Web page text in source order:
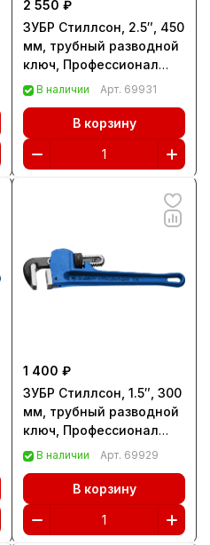
2 550 ₽
ЗУБР Стиллсон, 2.5″, 450
мм, трубный разводной
ключ, Профессионал
(27339-3)
В наличии Арт. 69931
В корзину
1 400 ₽
ЗУБР Стиллсон, 1.5″, 300
мм, трубный разводной
ключ, Профессионал
(27339-1)
В наличии Арт. 69929
В корзину